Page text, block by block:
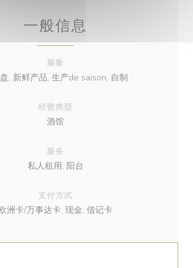
一般信息
菜肴
, 新鲜产品, 生产de saison, 自制
经营类型
酒馆
服务
私人租用, 阳台
支付方式
洲卡/万事达卡, 现金, 借记卡